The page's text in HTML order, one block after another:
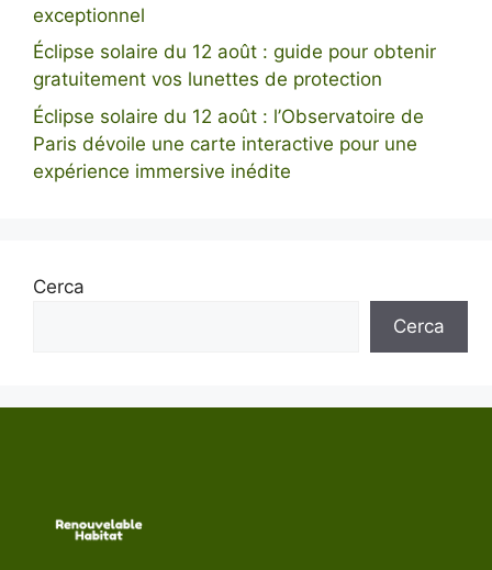
exceptionnel
Éclipse solaire du 12 août : guide pour obtenir
gratuitement vos lunettes de protection
Éclipse solaire du 12 août : l’Observatoire de
Paris dévoile une carte interactive pour une
expérience immersive inédite
Cerca
Cerca